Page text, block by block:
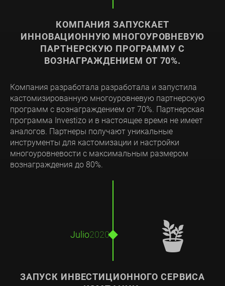
КОМПАНИЯ ЗАПУСКАЕТ
ИННОВАЦИОННУЮ МНОГОУРОВНЕВУЮ
ПАРТНЕРСКУЮ ПРОГРАММУ С
ВОЗНАГРАЖДЕНИЕМ ОТ 70%.
Компания разработала разработала и запустила
кастомизированную многоуровневую партнерскую
программ с вознаграждением от 70%. Партнерская
программа Investizo и в настоящее время не имеет
аналогов. Партнеры получают уникальные
инструменты для кастомизации и настройки
многоуровневости с максимальным размером
вознаграждения до 80%.
ЗАПУСК ИНВЕСТИЦИОННОГО СЕРВИСА
Julio2020 🪴